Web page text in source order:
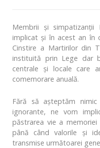
Membrii și
implicat și în acest an în
Cinstire a Martirilor din
instituită prin Lege dar
centrale şi locale care
comemorare anuală.
Fără să așteptăm
ignorante, ne vom
păstrarea vie a
până când valorile și
transmise următoarei